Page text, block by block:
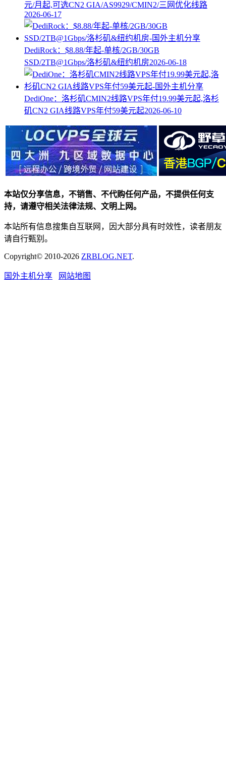
元/月起,可选CN2 GIA/AS9929/CMIN2/三网优化线路
2026-06-17
DediRock：$8.88/年起-单核/2GB/30GB
SSD/2TB@1Gbps/洛杉矶&纽约机房2026-06-18
DediOne：洛杉矶CMIN2线路VPS年付19.99美元起,洛杉
矶CN2 GIA线路VPS年付59美元起2026-06-10
本站仅分享信息，不销售、不代购任何产品，不提供任何支
持，请遵守相关法律法规、文明上网。
本站所有信息搜集自互联网，因大部分具有时效性，读者朋友
请自行甄别。
Copyright© 2010-2026 ZRBLOG.NET.
国外主机分享 网站地图